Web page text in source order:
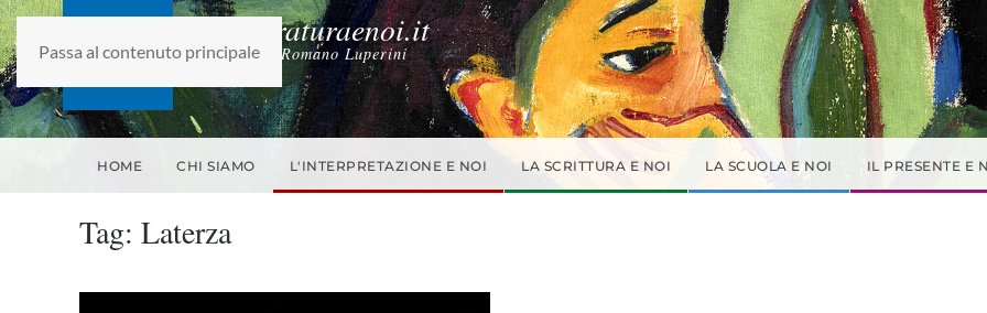
Passa al contenuto principale
laletteraturaenoi.it
fondato da Romano Luperini
HOME CHI SIAMO L'INTERPRETAZIONE E NOI LA SCRITTURA E NOI LA SCUOLA E NOI IL PRESENTE E
Tag: Laterza